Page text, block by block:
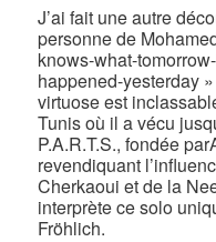
J’ai fait une autre
personne de
knows-what-
happened-yesterday
virtuose est
Tunis où il a vécu
P.A.R.T.S., fondée
revendiquant
Cherkaoui et de la
interprète ce solo
Fröhlich.